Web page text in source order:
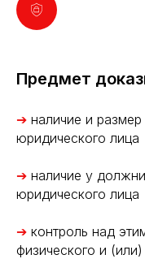
Предмет
➔ наличие и
юридического лица
➔ наличие у
юридического лица
➔ контроль над
физического и